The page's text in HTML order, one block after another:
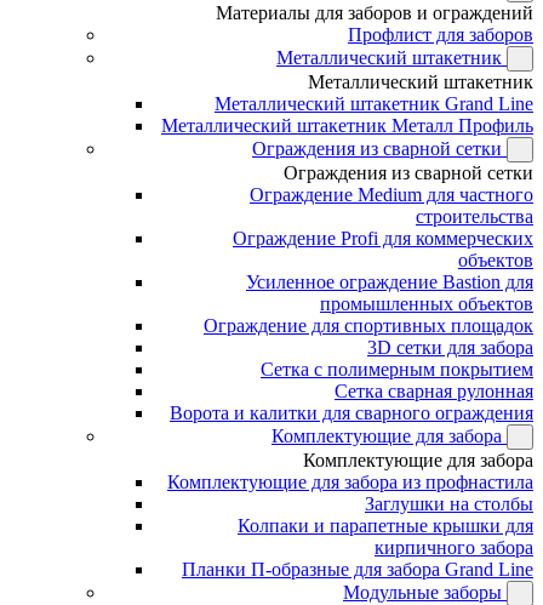
Материалы для заборов и ограждений
Профлист для заборов
Металлический штакетник
Металлический штакетник
Металлический штакетник Grand Line
Металлический штакетник Металл Профиль
Ограждения из сварной сетки
Ограждения из сварной сетки
Ограждение Medium для частного
строительства
Ограждение Profi для коммерческих
объектов
Усиленное ограждение Bastion для
промышленных объектов
Ограждение для спортивных площадок
3D сетки для забора
Сетка с полимерным покрытием
Сетка сварная рулонная
Ворота и калитки для сварного ограждения
Комплектующие для забора
Комплектующие для забора
Комплектующие для забора из профнастила
Заглушки на столбы
Колпаки и парапетные крышки для
кирпичного забора
Планки П-образные для забора Grand Line
Модульные заборы